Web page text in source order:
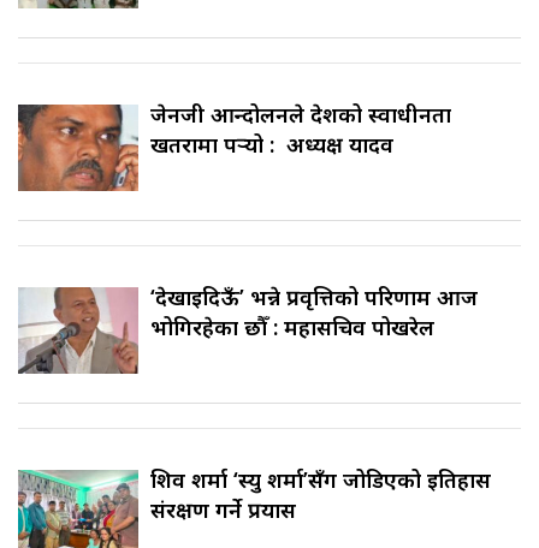
जेनजी आन्दोलनले देशको स्वाधीनता
खतरामा पर्‍यो : अध्यक्ष यादव
‘देखाइदिऊँ’ भन्ने प्रवृत्तिको परिणाम आज
भोगिरहेका छौँ : महासचिव पोखरेल
शिव शर्मा ‘स्यु शर्मा’सँग जोडिएको इतिहास
संरक्षण गर्ने प्रयास